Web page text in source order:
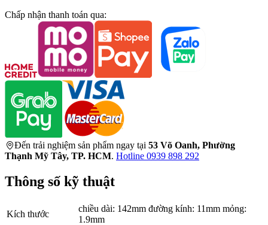
Chấp nhận thanh toán qua:
Đến trải nghiệm sản phẩm ngay tại 53 Võ Oanh, Phường
Thạnh Mỹ Tây, TP. HCM. Hotline 0939 898 292
Thông số kỹ thuật
Kích thước
chiều dài: 142mm đường kính: 11mm mỏng:
1.9mm